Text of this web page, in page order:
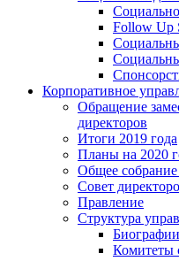
Follow Up
Корпоративное
Обращение
директоров
Итоги 2019 года
Планы на 2020
Общее
Совет
Правление
Структура
Комитеты